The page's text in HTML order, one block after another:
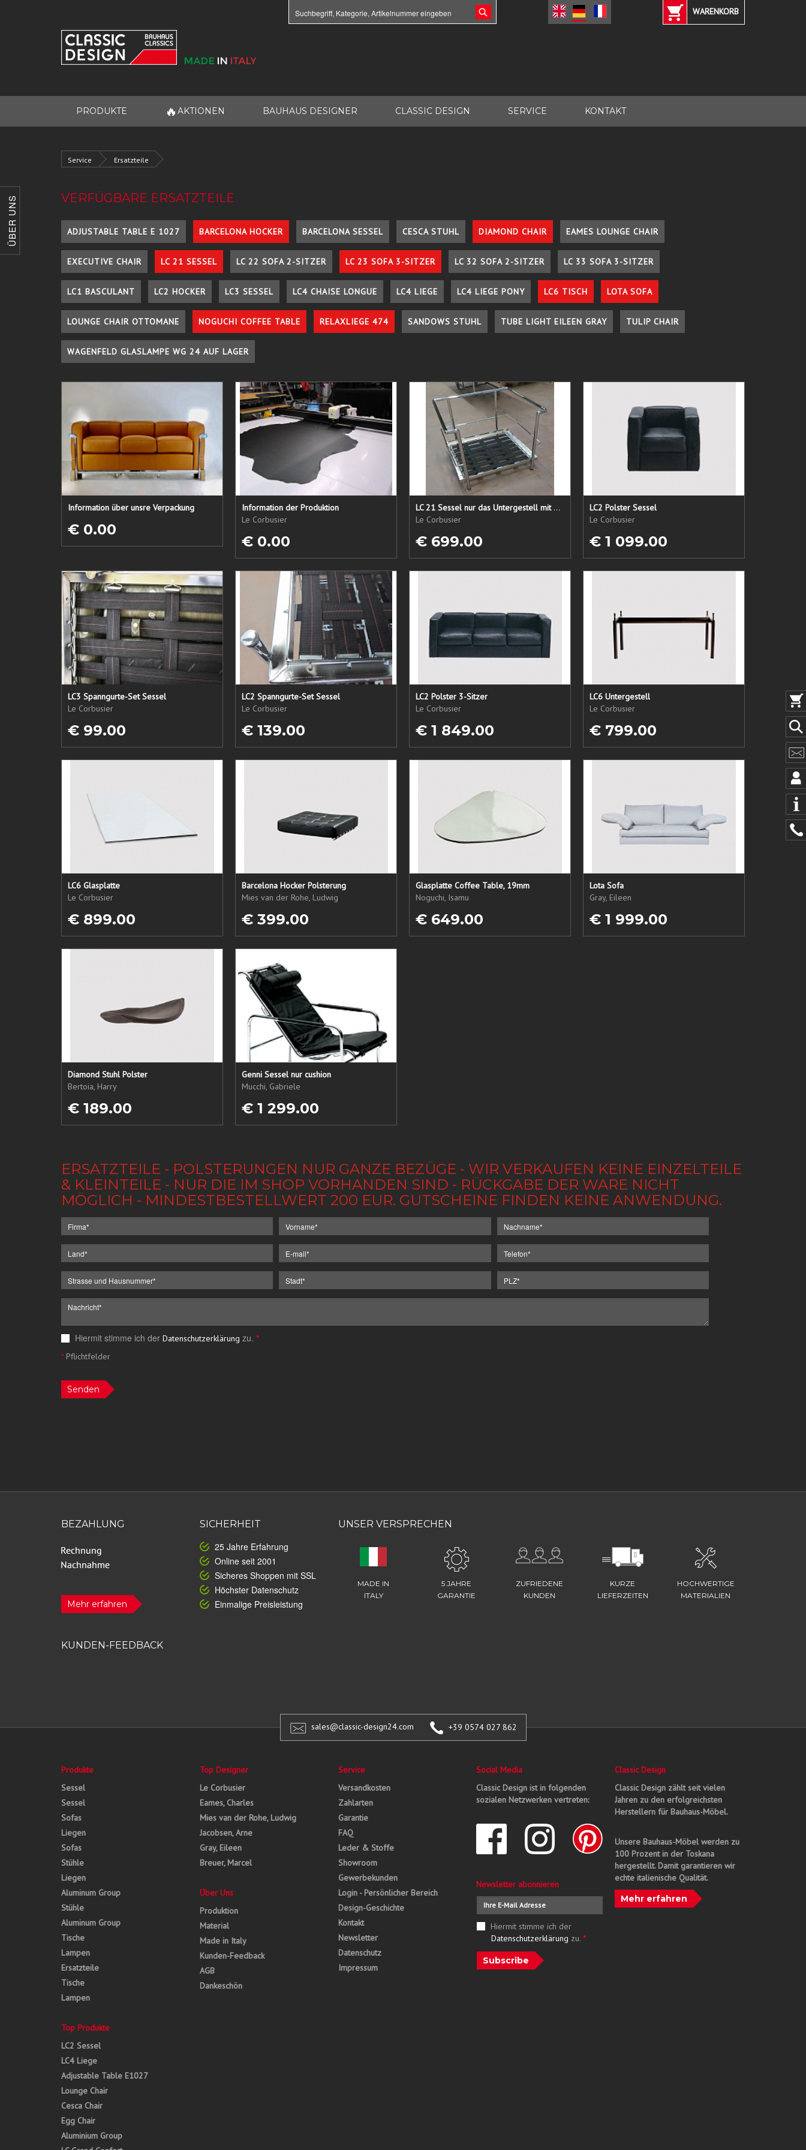
ÜBER UNS
WARENKORB
PRODUKTE 🔥 AKTIONEN BAUHAUS DESIGNER CLASSIC DESIGN SERVICE KONTAKT
Service Ersatzteile
VERFÜGBARE ERSATZTEILE
ADJUSTABLE TABLE E 1027 BARCELONA HOCKER BARCELONA SESSEL CESCA STUHL DIAMOND CHAIR EAMES LOUNGE CHAIR
EXECUTIVE CHAIR LC 21 SESSEL LC 22 SOFA 2-SITZER LC 23 SOFA 3-SITZER LC 32 SOFA 2-SITZER LC 33 SOFA 3-SITZER
LC1 BASCULANT LC2 HOCKER LC3 SESSEL LC4 CHAISE LONGUE LC4 LIEGE LC4 LIEGE PONY LC6 TISCH LOTA SOFA
LOUNGE CHAIR OTTOMANE NOGUCHI COFFEE TABLE RELAXLIEGE 474 SANDOWS STUHL TUBE LIGHT EILEEN GRAY TULIP CHAIR
WAGENFELD GLASLAMPE WG 24 AUF LAGER
Information über unsre Verpackung
€ 0.00
Information der Produktion
Le Corbusier
€ 0.00
LC 21 Sessel nur das Untergestell mit elastischen Straps
Le Corbusier
€ 699.00
LC2 Polster Sessel
Le Corbusier
€ 1 099.00
LC3 Spanngurte-Set Sessel
Le Corbusier
€ 99.00
LC2 Spanngurte-Set Sessel
Le Corbusier
€ 139.00
LC2 Polster 3-Sitzer
Le Corbusier
€ 1 849.00
LC6 Untergestell
Le Corbusier
€ 799.00
LC6 Glasplatte
Le Corbusier
€ 899.00
Barcelona Hocker Polsterung
Mies van der Rohe, Ludwig
€ 399.00
Glasplatte Coffee Table, 19mm
Noguchi, Isamu
€ 649.00
Lota Sofa
Gray, Eileen
€ 1 999.00
Diamond Stuhl Polster
Bertoia, Harry
€ 189.00
Genni Sessel nur cushion
Mucchi, Gabriele
€ 1 299.00
ERSATZTEILE - POLSTERUNGEN NUR GANZE BEZÜGE - WIR VERKAUFEN KEINE EINZELTEILE
& KLEINTEILE - NUR DIE IM SHOP VORHANDEN SIND - RÜCKGABE DER WARE NICHT
MÖGLICH - MINDESTBESTELLWERT 200 EUR. GUTSCHEINE FINDEN KEINE ANWENDUNG.
Hiermit stimme ich der Datenschutzerklärung zu. *
*Pflichtfelder
Senden
BEZAHLUNG
Mehr erfahren
SICHERHEIT
25 Jahre Erfahrung
Online seit 2001
Sicheres Shoppen mit SSL
Höchster Datenschutz
Einmalige Preisleistung
UNSER VERSPRECHEN
MADE IN
ITALY
5 JAHRE
GARANTIE
ZUFRIEDENE
KUNDEN
KURZE
LIEFERZEITEN
HOCHWERTIGE
MATERIALIEN
KUNDEN-FEEDBACK
sales@classic-design24.com +39 0574 027 862
Produkte
Sessel
Sessel
Sofas
Liegen
Sofas
Stühle
Liegen
Aluminum Group
Stühle
Aluminum Group
Tische
Lampen
Ersatzteile
Tische
Lampen
Top Produkte
LC2 Sessel
LC4 Liege
Adjustable Table E1027
Lounge Chair
Cesca Chair
Egg Chair
Aluminium Group
Top Designer
Le Corbusier
Eames, Charles
Mies van der Rohe, Ludwig
Jacobsen, Arne
Gray, Eileen
Breuer, Marcel
Über Uns
Produktion
Material
Made in Italy
Kunden-Feedback
AGB
Dankeschön
Service
Versandkosten
Zahlarten
Garantie
FAQ
Leder & Stoffe
Showroom
Gewerbekunden
Login - Persönlicher Bereich
Design-Geschichte
Kontakt
Newsletter
Datenschutz
Impressum
Social Media
Classic Design ist in folgenden
sozialen Netzwerken vertreten:
Newsletter abonnieren
Hiermit stimme ich der
Datenschutzerklärung zu. *
Subscribe
Classic Design
Classic Design zählt seit vielen
Jahren zu den erfolgreichsten
Herstellern für Bauhaus-Möbel.
Unsere Bauhaus-Möbel werden zu
100 Prozent in der Toskana
hergestellt. Damit garantieren wir
echte italienische Qualität.
Mehr erfahren